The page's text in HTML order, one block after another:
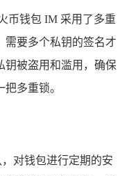
币钱包 IM 采用了多重
需要多个私钥的签名才
钥被盗用和滥用，确保
多重锁。
对钱包进行定期的安